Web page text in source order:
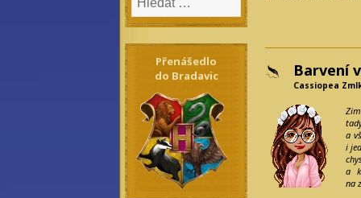
Přenášedlo
do Bradavic
Barvení
Cassiopea
a
i
a
na